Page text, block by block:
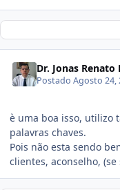
Dr. Jonas Renato
PostadoAgosto 24,
è uma boa isso, utilizo
palavras chaves.
Pois não esta sendo
clientes, aconselho,